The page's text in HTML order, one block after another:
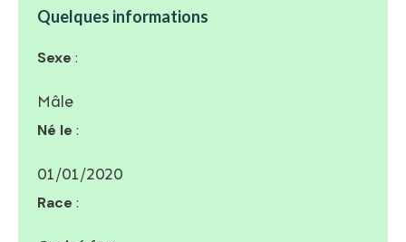
Quelques informations
Sexe :
Mâle
Né le :
01/01/2020
Race :